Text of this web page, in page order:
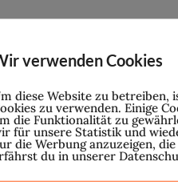
verwenden Cookies
diese Website zu betreiben,
zu verwenden. Einige
die Funktionalität zu
für unsere Statistik und
die Werbung anzuzeigen,
du in unserer